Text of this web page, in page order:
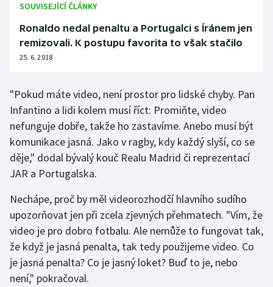
SOUVISEJÍCÍ ČLÁNKY
Ronaldo nedal penaltu a Portugalci s Íránem jen
remizovali. K postupu favorita to však stačilo
25. 6. 2018
"Pokud máte video, není prostor pro lidské chyby. Pan
Infantino a lidi kolem musí říct: Promiňte, video
nefunguje dobře, takže ho zastavíme. Anebo musí být
komunikace jasná. Jako v ragby, kdy každý slyší, co se
děje," dodal bývalý kouč Realu Madrid či reprezentací
JAR a Portugalska.
Nechápe, proč by měl videorozhodčí hlavního sudího
upozorňovat jen při zcela zjevných přehmatech. "Vím, že
video je pro dobro fotbalu. Ale nemůže to fungovat tak,
že když je jasná penalta, tak tedy použijeme video. Co
je jasná penalta? Co je jasný loket? Buď to je, nebo
není," pokračoval.